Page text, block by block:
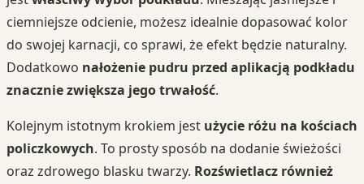
ciemniejsze odcienie, możesz idealnie dopasować kolor
do swojej karnacji, co sprawi, że efekt będzie naturalny.
Dodatkowo nałożenie pudru przed aplikacją podkładu
znacznie zwiększa jego trwałość.
Kolejnym istotnym krokiem jest użycie różu na kościach
policzkowych. To prosty sposób na dodanie świeżości
oraz zdrowego blasku twarzy. Rozświetlacz również